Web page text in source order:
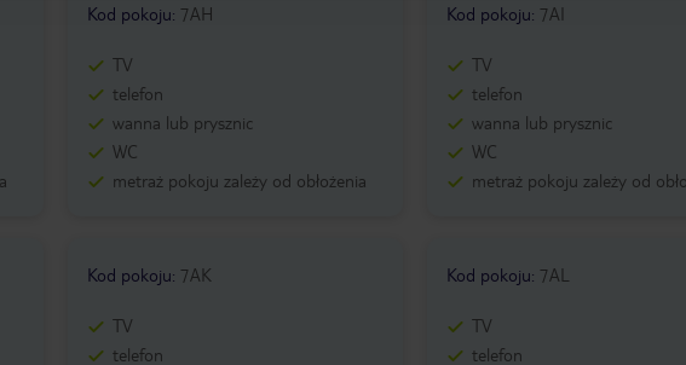
Kod pokoju: 7AH
TV
telefon
wanna lub prysznic
WC
metraż pokoju zależy od obłożenia
Kod pokoju: 7AI
TV
telefon
wanna lub prysznic
WC
metraż pokoju zależy od
Kod pokoju: 7AK
TV
telefon
Kod pokoju: 7AL
TV
telefon